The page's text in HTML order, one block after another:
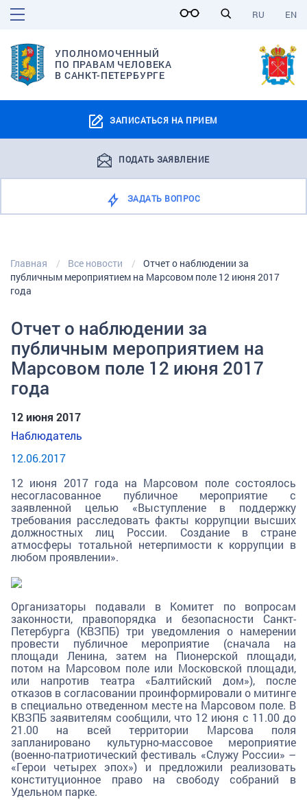
EN
RU
УПОЛНОМОЧЕННЫЙ
ПО ПРАВАМ ЧЕЛОВЕКА
В САНКТ-ПЕТЕРБУРГЕ
ЗАПИСАТЬСЯ НА ПРИЕМ
ПОДАТЬ ЗАЯВЛЕНИЕ
ЗАДАТЬ ВОПРОС
Главная Все новости
Отчет о наблюдении за
публичным мероприятием на Марсовом поле 12 июня 2017
года
Отчет о наблюдении за
публичным мероприятием на
Марсовом поле 12 июня 2017
года
12 июня 2017
Наблюдатель
12.06.2017
12 июня 2017 года на Марсовом поле состоялось
несогласованное публичное мероприятие с
заявленной целью «Выступление в поддержку
требования расследовать факты коррупции высших
должностных лиц России. Создание в стране
атмосферы тотальной нетерпимости к коррупции в
любом проявлении».
Организаторы подавали в Комитет по вопросам
законности, правопорядка и безопасности Санкт-
Петербурга (КВЗПБ) три уведомления о намерении
провести публичное мероприятие (сначала на
площади Ленина, затем на Пионерской площади,
потом на Марсовом поле или Московской площади,
или напротив театра «Балтийский дом»), после
отказов в согласовании проинформировали о митинге
в специально отведенном месте на Марсовом поле. В
КВЗПБ заявителям сообщили, что 12 июня с 11.00 до
21.00 на всей территории Марсова поля
запланировано культурно-массовое мероприятие
(военно-патриотический фестиваль «Служу России» –
«Герои четырех эпох») и предложили реализовать
конституционное право на свободу собраний в
Удельном парке.